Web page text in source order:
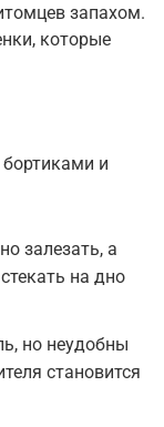
запахом.
которые
и
залезать, а
на дно
но неудобны
становится